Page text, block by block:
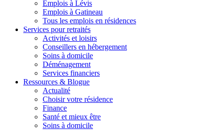
Emplois à Lévis
Emplois à Gatineau
Tous les emplois en résidences
Services pour retraités
Activités et loisirs
Conseillers en hébergement
Soins à domicile
Déménagement
Services financiers
Ressources & Blogue
Actualité
Choisir votre résidence
Finance
Santé et mieux être
Soins à domicile